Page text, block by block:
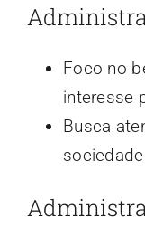
Foco no
interesse
Busca